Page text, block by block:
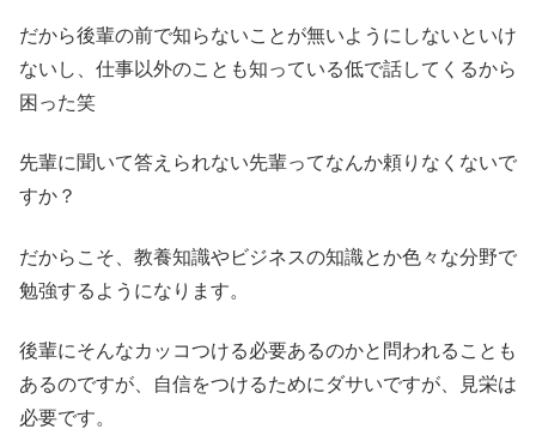
だから後輩の前で知らないことが無いようにしないといけ
ないし、仕事以外のことも知っている低で話してくるから
困った笑
先輩に聞いて答えられない先輩ってなんか頼りなくないで
すか？
だからこそ、教養知識やビジネスの知識とか色々な分野で
勉強するようになります。
後輩にそんなカッコつける必要あるのかと問われることも
あるのですが、自信をつけるためにダサいですが、見栄は
必要です。